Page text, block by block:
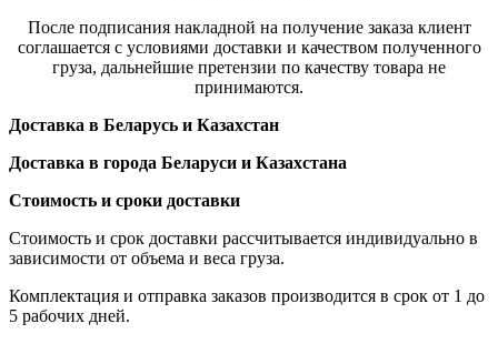
После подписания накладной на получение заказа клиент
соглашается с условиями доставки и качеством полученного
груза, дальнейшие претензии по качеству товара не
принимаются.
Доставка в Беларусь и Казахстан
Доставка в города Беларуси и Казахстана
Стоимость и сроки доставки
Стоимость и срок доставки рассчитывается индивидуально в
зависимости от объема и веса груза.
Комплектация и отправка заказов производится в срок от 1 до
5 рабочих дней.